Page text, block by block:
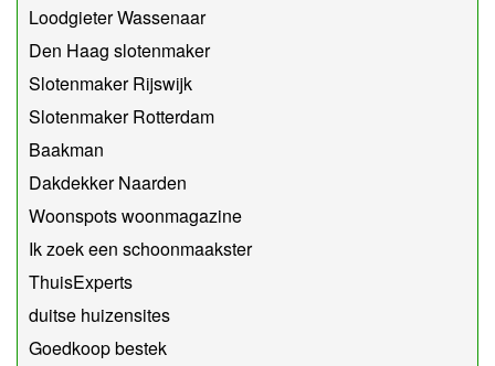
Loodgieter Wassenaar
Den Haag slotenmaker
Slotenmaker Rijswijk
Slotenmaker Rotterdam
Baakman
Dakdekker Naarden
Woonspots woonmagazine
Ik zoek een schoonmaakster
ThuisExperts
duitse huizensites
Goedkoop bestek